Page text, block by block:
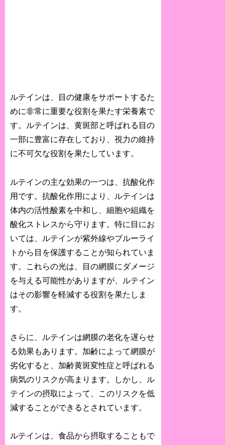
ルテインは、目の健康をサポートするた
めに非常に重要な役割を果たす栄養素で
す。ルテインは、黄斑部と呼ばれる目の
一部に豊富に存在しており、視力の維持
に不可欠な役割を果たしています。
ルテインの主な効果の一つは、抗酸化作
用です。抗酸化作用により、ルテインは
体内の活性酸素を中和し、細胞や組織を
酸化ストレスから守ります。特に目にお
いては、ルテインが紫外線やブルーライ
トから目を保護することが知られていま
す。これらの光は、目の網膜にダメージ
を与える可能性がありますが、ルテイン
はその影響を軽減する役割を果たしま
す。
さらに、ルテインは網膜の老化を遅らせ
る効果もあります。加齢によって網膜が
劣化すると、加齢黄斑変性症と呼ばれる
病気のリスクが高まります。しかし、ル
テインの摂取によって、このリスクを低
減することができるとされています。
ルテインは、食品から摂取することもで